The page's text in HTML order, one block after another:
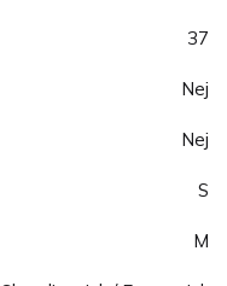
37
Nej
Nej
S
M